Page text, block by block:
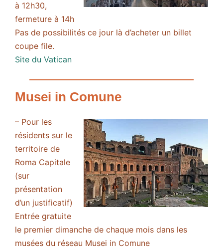
à 12h30,
fermeture à 14h
Pas de possibilités ce jour là d’acheter un billet
coupe file.
Site du Vatican
Musei in Comune
– Pour les
résidents sur le
territoire de
Roma Capitale
(sur
présentation
d’un justificatif)
Entrée gratuite
le premier dimanche de chaque mois dans les
musées du réseau Musei in Comune